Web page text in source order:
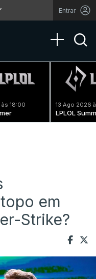
Entrar
Toggle
18:00 13 Ago 2026
LPLOL
em
Strike?